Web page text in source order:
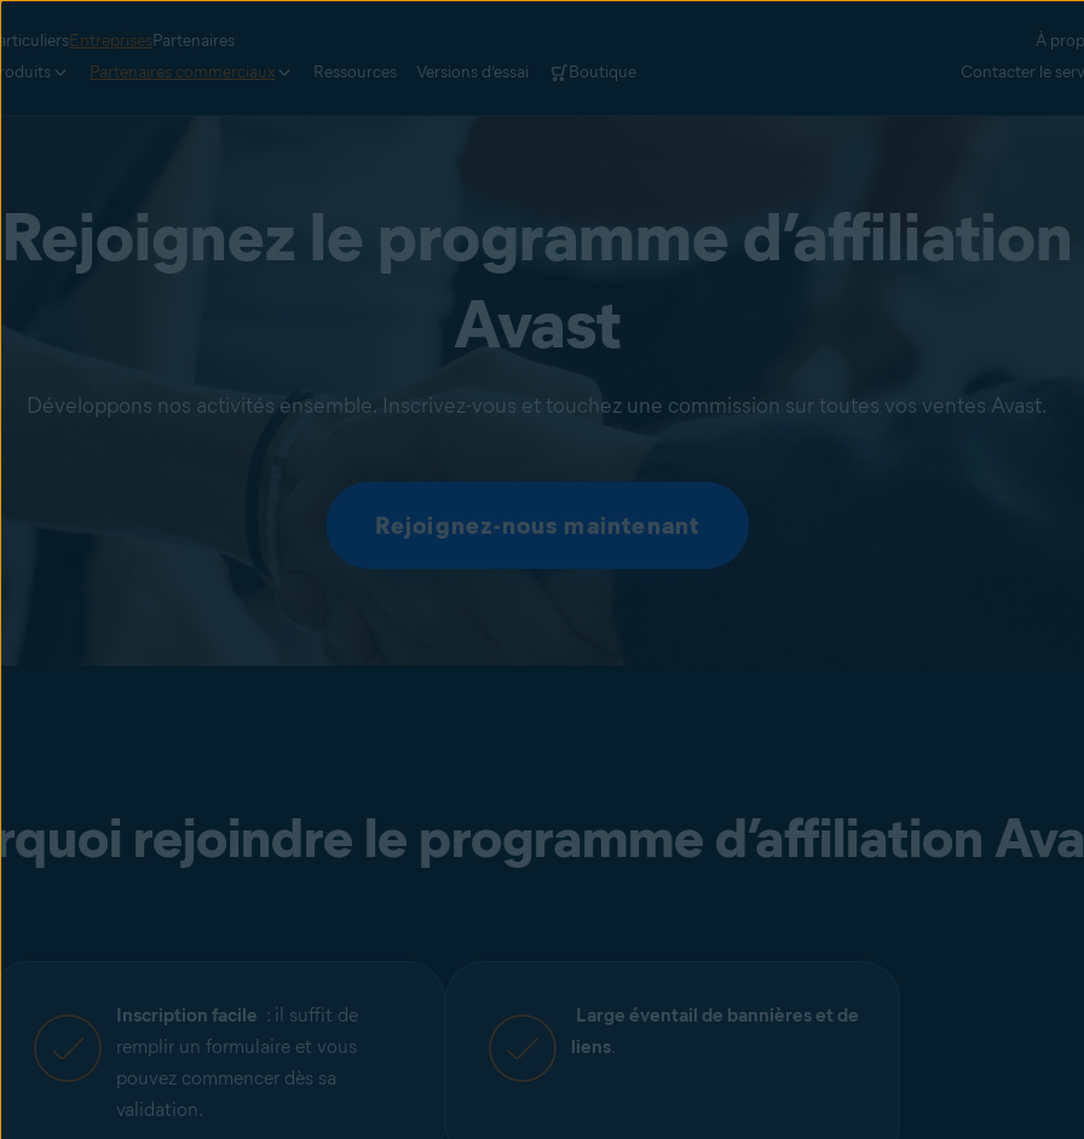
EntreprisesPartenaires
À
Partenaires commerciaux Ressources Versions d’essai Boutique Contacter le
Rejoignez le programme d’affiliation
Avast
Développons nos activités ensemble. Inscrivez-vous et touchez une commission sur toutes vos ventes Avast.
Rejoignez-nous maintenant
rejoindre le programme d’affiliation
Inscription facile : il suffit de
remplir un formulaire et vous
pouvez commencer dès sa
validation.
Large éventail de bannières et de
liens.